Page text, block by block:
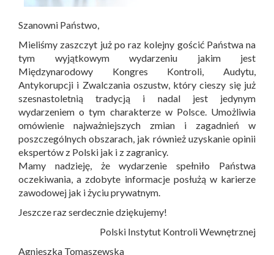
Szanowni Państwo,
Mieliśmy zaszczyt już po raz kolejny gościć Państwa na
tym wyjątkowym wydarzeniu jakim jest
Międzynarodowy Kongres Kontroli, Audytu,
Antykorupcji i Zwalczania oszustw, który cieszy się już
szesnastoletnią tradycją i nadal jest jedynym
wydarzeniem o tym charakterze w Polsce. Umożliwia
omówienie najważniejszych zmian i zagadnień w
poszczególnych obszarach, jak również uzyskanie opinii
ekspertów z Polski jak i z zagranicy.
Mamy nadzieję, że wydarzenie spełniło Państwa
oczekiwania, a zdobyte informacje posłużą w karierze
zawodowej jak i życiu prywatnym.
Jeszcze raz serdecznie dziękujemy!
Polski Instytut Kontroli Wewnętrznej
Agnieszka Tomaszewska